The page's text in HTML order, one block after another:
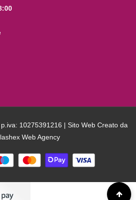
10275391216 | Sito Web Creato da
Web Agency